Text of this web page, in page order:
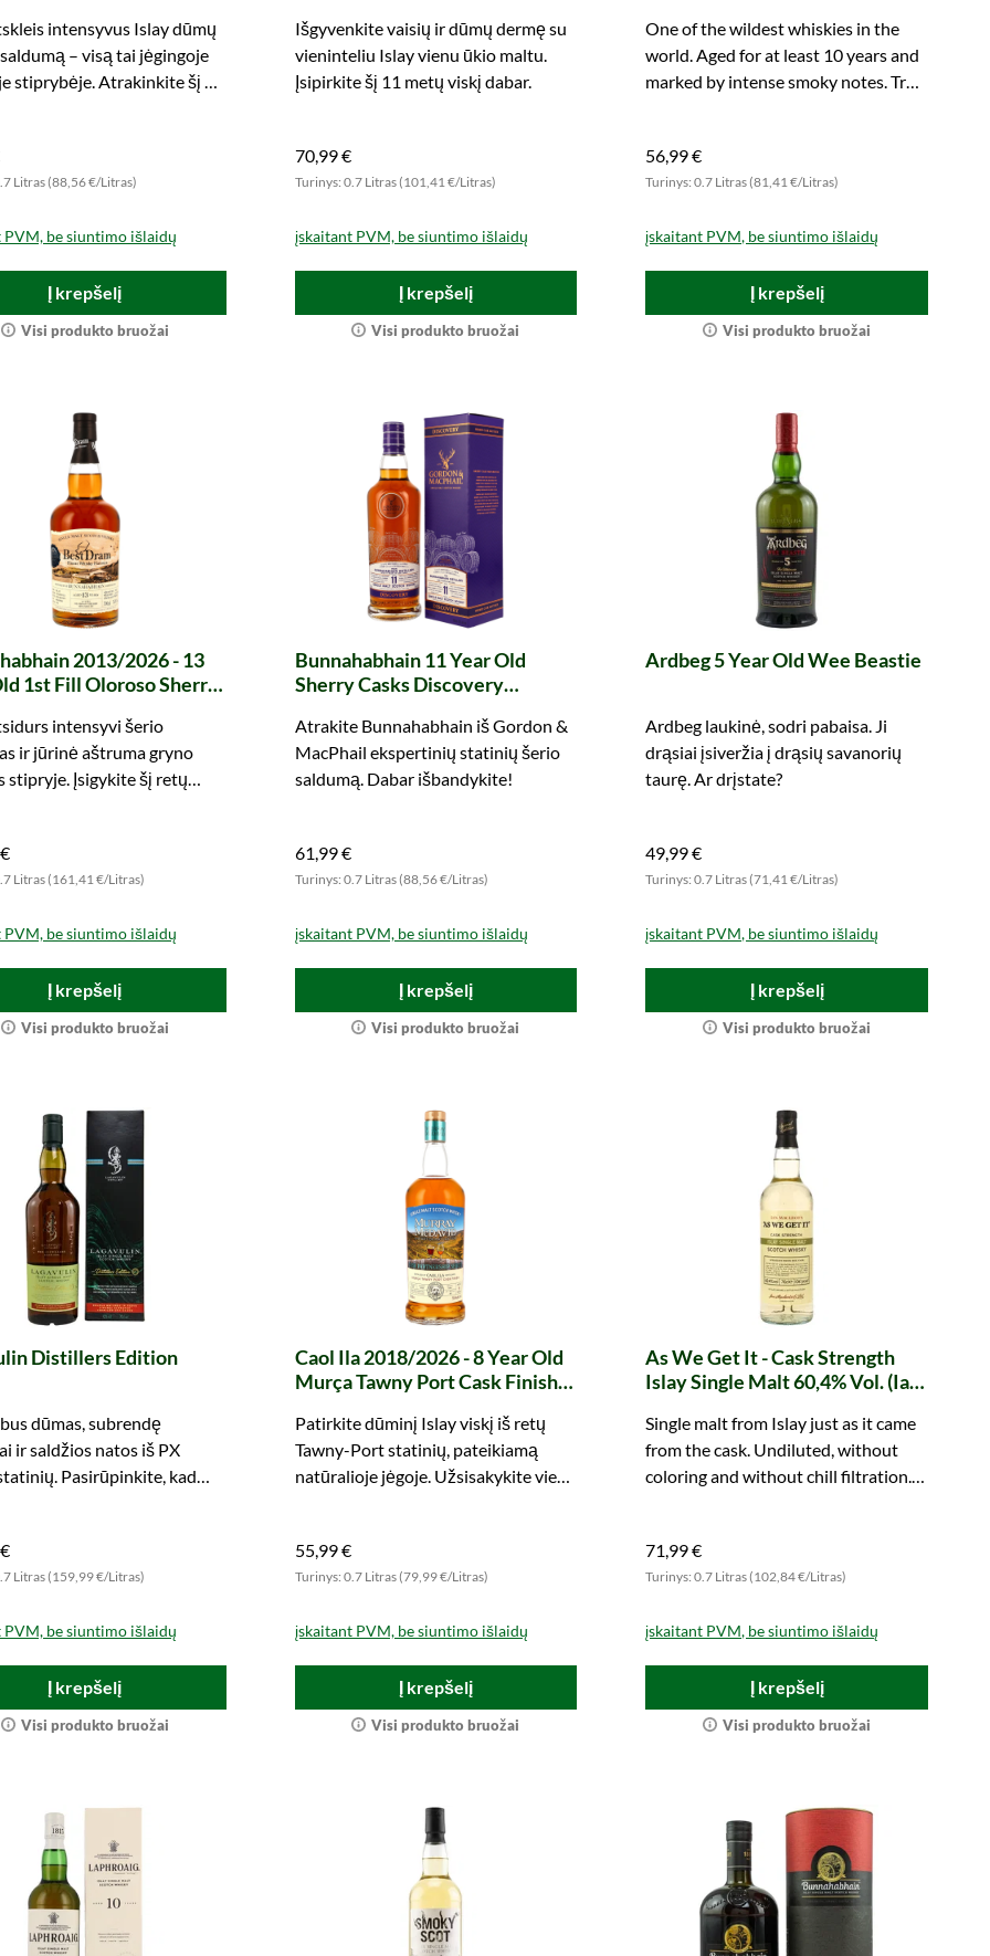
intensyvus Islay dūmų
– visą tai jėgingoje
stiprybėje. Atrakinkite šį 10
Litras (88,56 €/Litras)
PVM, be siuntimo išlaidų
Į krepšelį
Visi produkto bruožai
Išgyvenkite vaisių ir dūmų dermę su
vieninteliu Islay vienu ūkio maltu.
Įsipirkite šį 11 metų viskį dabar.
70,99 €
Turinys: 0.7 Litras (101,41 €/Litras)
įskaitant PVM, be siuntimo išlaidų
Į krepšelį
Visi produkto bruožai
One of the wildest whiskies in the
world. Aged for at least 10 years and
marked by intense smoky notes. Try
56,99 €
Turinys: 0.7 Litras (81,41 €/Litras)
įskaitant PVM, be siuntimo išlaidų
Į krepšelį
Visi produkto bruožai
2013/2026 - 13
1st Fill Oloroso Sherry
intensyvi šerio
ir jūrinė aštruma gryno
stipryje. Įsigykite šį retų
Litras (161,41 €/Litras)
PVM, be siuntimo išlaidų
Į krepšelį
Visi produkto bruožai
Bunnahabhain 11 Year Old
Sherry Casks Discovery
Atrakite Bunnahabhain iš Gordon &
MacPhail ekspertinių statinių šerio
saldumą. Dabar išbandykite!
61,99 €
Turinys: 0.7 Litras (88,56 €/Litras)
įskaitant PVM, be siuntimo išlaidų
Į krepšelį
Visi produkto bruožai
Ardbeg 5 Year Old Wee Beastie
Ardbeg laukinė, sodri pabaisa. Ji
drąsiai įsiveržia į drąsių savanorių
taurę. Ar drįstate?
49,99 €
Turinys: 0.7 Litras (71,41 €/Litras)
įskaitant PVM, be siuntimo išlaidų
Į krepšelį
Visi produkto bruožai
Distillers Edition
dūmas, subrendę
ir saldžios natos iš PX
Pasirūpinkite, kad
Litras (159,99 €/Litras)
PVM, be siuntimo išlaidų
Į krepšelį
Visi produkto bruožai
Caol Ila 2018/2026 - 8 Year Old
Murça Tawny Port Cask Finish
(Murray McDavid)
Patirkite dūminį Islay viskį iš retų
Tawny-Port statinių, pateikiamą
natūralioje jėgoje. Užsisakykite vieną
55,99 €
Turinys: 0.7 Litras (79,99 €/Litras)
įskaitant PVM, be siuntimo išlaidų
Į krepšelį
Visi produkto bruožai
As We Get It - Cask Strength
Islay Single Malt 60,4% Vol. (Ian
Single malt from Islay just as it came
from the cask. Undiluted, without
coloring and without chill filtration.
71,99 €
Turinys: 0.7 Litras (102,84 €/Litras)
įskaitant PVM, be siuntimo išlaidų
Į krepšelį
Visi produkto bruožai